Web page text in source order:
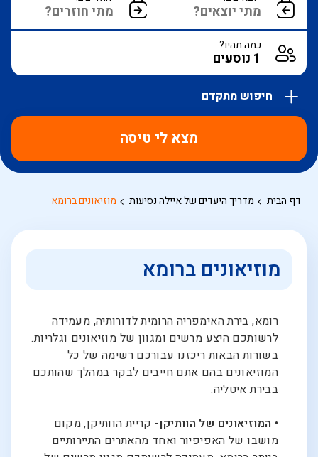
כמה תהיו?
מצא לי טיסה
אפשרויות
מוצגות
הכפתור
דף הבית מדריך היעדים של איילה נסיעות מוזיאונים ברומא
מוזיאונים ברומא
רומא, בירת האימפריה הרומית לדורותיה, מעמידה
לרשותכם היצע מרשים ומגוון של מוזיאונים וגלריות.
בשורות הבאות ריכזנו עבורכם רשימה של כל
המוזיאונים בהם אתם חייבים לבקר במהלך שהותכם
בבירת איטליה.
• המוזיאונים של הוותיקן- קריית הוותיקן, מקום
מושבו של האפיפיור ואחד מהאתרים התיירותיים